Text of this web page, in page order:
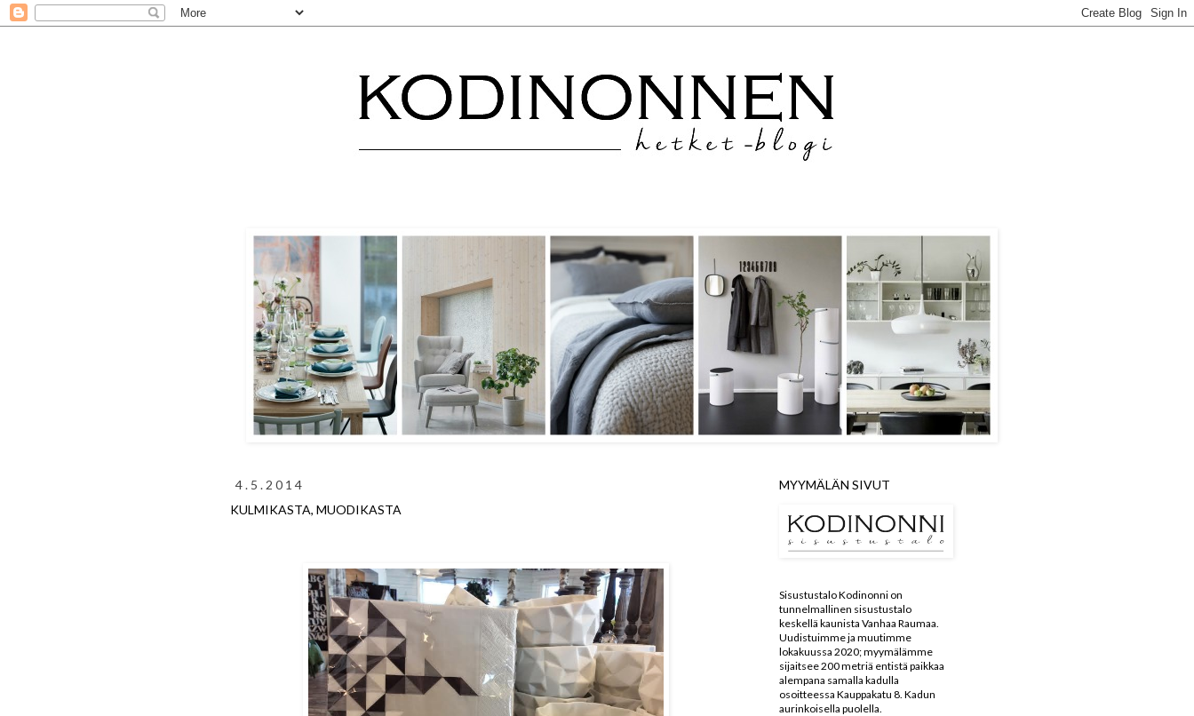
4.5.2014
KULMIKASTA, MUODIKASTA
MYYMÄLÄN SIVUT
Sisustustalo Kodinonni on
tunnelmallinen sisustustalo
keskellä kaunista Vanhaa Raumaa.
Uudistuimme ja muutimme
lokakuussa 2020; myymälämme
sijaitsee 200 metriä entistä paikkaa
alempana samalla kadulla
osoitteessa Kauppakatu 8. Kadun
aurinkoisella puolella.